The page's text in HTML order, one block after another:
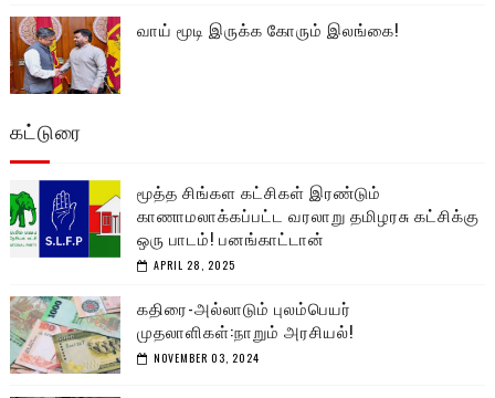
வாய் மூடி இருக்க கோரும் இலங்கை!
கட்டுரை
மூத்த சிங்கள கட்சிகள் இரண்டும்
காணாமலாக்கப்பட்ட வரலாறு தமிழரசு கட்சிக்கு
ஒரு பாடம்! பனங்காட்டான்
APRIL 28, 2025
கதிரை-அல்லாடும் புலம்பெயர்
முதலாளிகள்:நாறும் அரசியல்!
NOVEMBER 03, 2024